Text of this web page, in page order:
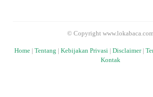
© Copyright
Home| Tentang Kebijakan Privasi| Disclaimer|
Kontak